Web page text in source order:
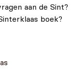
aan de Sint?
boek?